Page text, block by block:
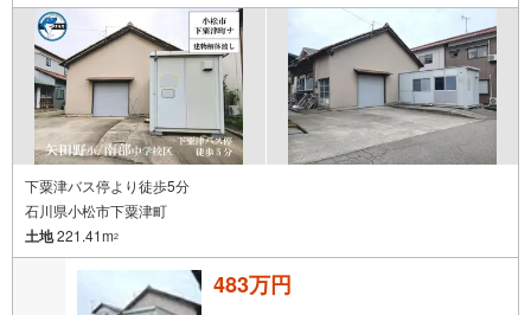
下粟津バス停より徒歩5分
石川県小松市下粟津町
土地221.41m2
483万円